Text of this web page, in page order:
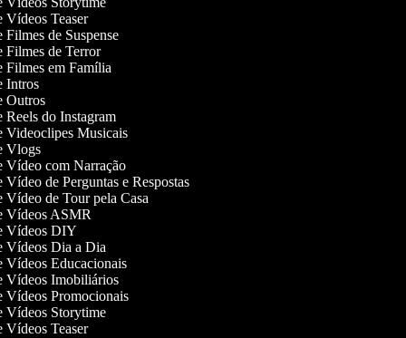
Vídeos Teaser
Filmes de Suspense
Filmes de Terror
Filmes em Família
Intros
Outros
Reels do Instagram
Videoclipes Musicais
Vlogs
Vídeo com Narração
Vídeo de Perguntas e Respostas
Vídeo de Tour pela Casa
Vídeos ASMR
Vídeos DIY
Vídeos Dia a Dia
Vídeos Educacionais
Vídeos Imobiliários
Vídeos Promocionais
Vídeos Storytime
Vídeos Teaser